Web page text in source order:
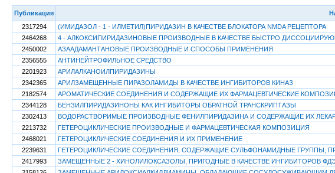
Публикация
2317294
(ИМИДАЗОЛ - 1 - ИЛМЕТИЛ)ПИРИДАЗИН В КАЧЕСТВЕ БЛОКАТОРА NMDA РЕЦЕПТОРА
2464268
4 - АЛКОКСИПИРИДАЗИНОВЫЕ ПРОИЗВОДНЫЕ В КАЧЕСТВЕ БЫСТРО
2450002
АЗААДАМАНТАНОВЫЕ ПРОИЗВОДНЫЕ И СПОСОБЫ ПРИМЕНЕНИЯ
2356555
АНТИНЕЙТРОФИЛЬНОЕ СРЕДСТВО
2201923
АРИЛАЛКАНОИЛПИРИДАЗИНЫ
2342365
АРИЛЗАМЕЩЕННЫЕ ПИРАЗОЛАМИДЫ В КАЧЕСТВЕ ИНГИБИТОРОВ КИНАЗ
2182574
АРОМАТИЧЕСКИЕ СОЕДИНЕНИЯ И СОДЕРЖАЩИЕ ИХ ФАРМАЦЕВТИЧЕСКИЕ
2344128
БЕНЗИЛПИРИДАЗИНОНЫ КАК ИНГИБИТОРЫ ОБРАТНОЙ ТРАНСКРИПТАЗЫ
2302413
ВОДОРАСТВОРИМЫЕ ПРОИЗВОДНЫЕ ФЕНИЛПИРИДАЗИНА И СОДЕРЖАЩИЕ ИХ
2213732
ГЕТЕРОЦИКЛИЧЕСКИЕ ПРОИЗВОДНЫЕ И ФАРМАЦЕВТИЧЕСКАЯ КОМПОЗИЦИЯ
2468021
ГЕТЕРОЦИКЛИЧЕСКИЕ СОЕДИНЕНИЯ И ИХ ПРИМЕНЕНИЕ
2239631
ГЕТЕРОЦИКЛИЧЕСКИЕ СОЕДИНЕНИЯ, СОДЕРЖАЩИЕ СУЛЬФОНАМИДНЫЕ ГРУППЫ,
2417993
ЗАМЕЩЕННЫЕ 2 - ХИНОЛИЛОКСАЗОЛЫ, ПРИГОДНЫЕ В КАЧЕСТВЕ ИНГИБИТОРОВ